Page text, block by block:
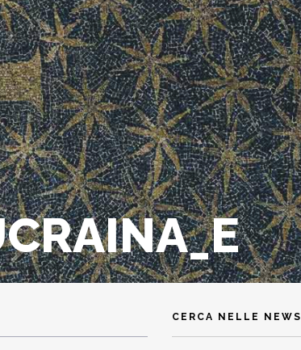
CERCA NELLE NEWS